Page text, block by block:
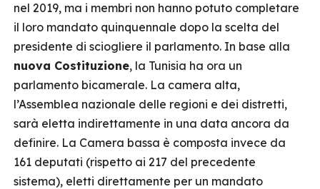
nel 2019, ma i membri non hanno potuto completare
il loro mandato quinquennale dopo la scelta del
presidente di sciogliere il parlamento. In base alla
nuova Costituzione, la Tunisia ha ora un
parlamento bicamerale. La camera alta,
l’Assemblea nazionale delle regioni e dei distretti,
sarà eletta indirettamente in una data ancora da
definire. La Camera bassa è composta invece da
161 deputati (rispetto ai 217 del precedente
sistema), eletti direttamente per un mandato